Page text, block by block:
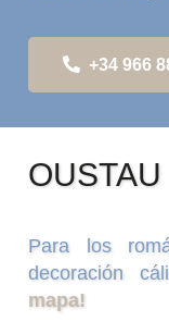
+34 966
OUSTAU
Para los
decoración
mapa!